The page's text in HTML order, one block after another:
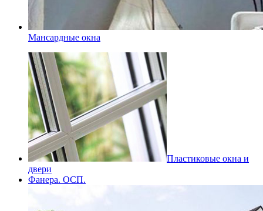
Мансардные окна
Пластиковые окна и
двери
Фанера. ОСП.